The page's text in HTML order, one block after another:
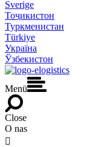
Sverige
Тоҷикистон
Туркменистан
Türkiye
Україна
Ўзбекистон
Menü
Close
O nas
